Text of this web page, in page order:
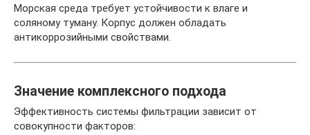
Морская среда требует устойчивости к влаге и
соляному туману. Корпус должен обладать
антикоррозийными свойствами.
Значение комплексного подхода
Эффективность системы фильтрации зависит от
совокупности факторов: